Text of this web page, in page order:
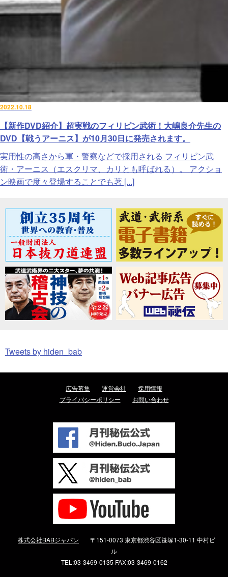
2022.10.18
【新作DVD紹介】超実戦のフィリピン武術！大嶋良介先生の
DVD【戦うアーニス】が10月30日に発売されます。
実用性の高さから軍・警察などで採用される フィリピン武
術・アーニス（エスクリマ、カリとも呼ばれる）。 アクショ
ン映画で度々登場することでも著 [...]
Tweets by hiden_bab
広告募集 運営会社
採用情報
プライバシーポリシー
お問い合わせ
株式会社BABジャパン
〒151-0073 東京都渋谷区笹塚1-30-11 中村ビ
ル
TEL:03-3469-0135 FAX:03-3469-0162